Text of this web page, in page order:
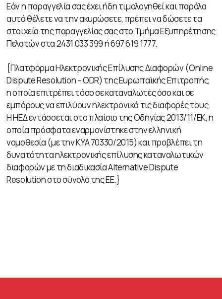
Εάν η παραγγελία σας έχει ήδη τιμολογηθεί και παρόλα
αυτά θέλετε να την ακυρώσετε, πρέπει να δώσετε τα
στοιχεία της παραγγελίας σας στο Τμήμα Εξυπηρέτησης
Πελατών στα 2431 033 399 ή 697 619 1777.
{Πλατφόρμα Ηλεκτρονικής Επίλυσης Διαφορών (Online
Dispute Resolution – ODR) της Ευρωπαϊκής Επιτροπής,
η οποία επιτρέπει τόσο σε καταναλωτές όσο και σε
εμπόρους να επιλύουν ηλεκτρονικά τις διαφορές τους.
Η ΗΕΔ εντάσσεται στο πλαίσιο της Οδηγίας 2013/11/ΕΚ, η
οποία πρόσφατα εναρμονίστηκε στην ελληνική
νομοθεσία (με την ΚΥΑ 70330/2015) και προβλέπει τη
δυνατότητα ηλεκτρονικής επίλυσης καταναλωτικών
διαφορών με τη διαδικασία Alternative Dispute
Resolution στο σύνολο της ΕΕ.}